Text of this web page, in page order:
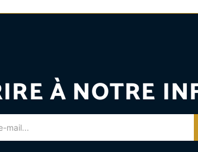
À NOTRE